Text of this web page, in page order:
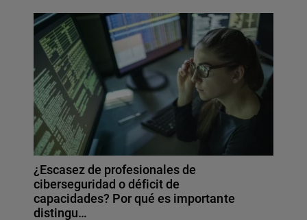
¿Escasez de profesionales de
ciberseguridad o déficit de
capacidades? Por qué es importante
distingu…